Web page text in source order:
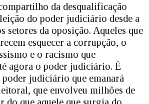
da desqualificação
do poder judiciário desde a
setores da oposição. Aqueles que
esquecer a corrupção, o
e o racismo que
agora o poder judiciário. É
judiciário que emanará
que envolveu milhões de